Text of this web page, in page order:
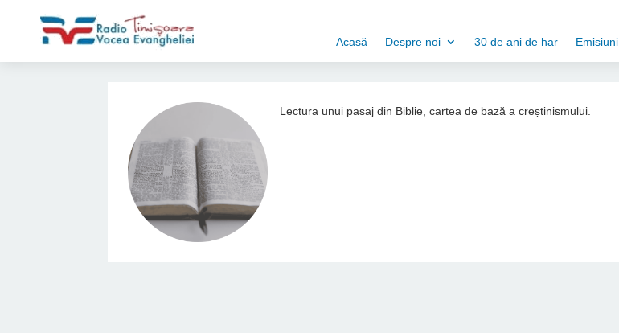
Acasă Despre noi 30 de ani de har Emisiuni
Lectura unui pasaj din Biblie, cartea de bază a creștinismului.